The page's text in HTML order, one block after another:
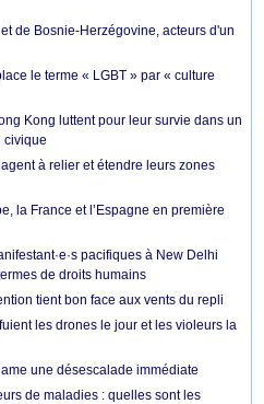
de Bosnie-Herzégovine, acteurs d'un
le terme « LGBT » par « culture
Kong luttent pour leur survie dans un
civique
à relier et étendre leurs zones
la France et l’Espagne en première
pacifiques à New Delhi
de droits humains
tient bon face aux vents du repli
les drones le jour et les violeurs la
une désescalade immédiate
de maladies : quelles sont les